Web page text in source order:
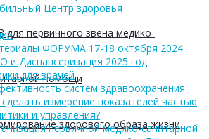
для первичного звена медико-
помощи
здорового образа жизни
Центр здоровья
ФОРУМА 17-18 октября 2024
и Диспансеризация 2025 год
для врачей
систем здравоохранения:
сделать измерение показателей частью
и управления?
первичной медико-санитарной